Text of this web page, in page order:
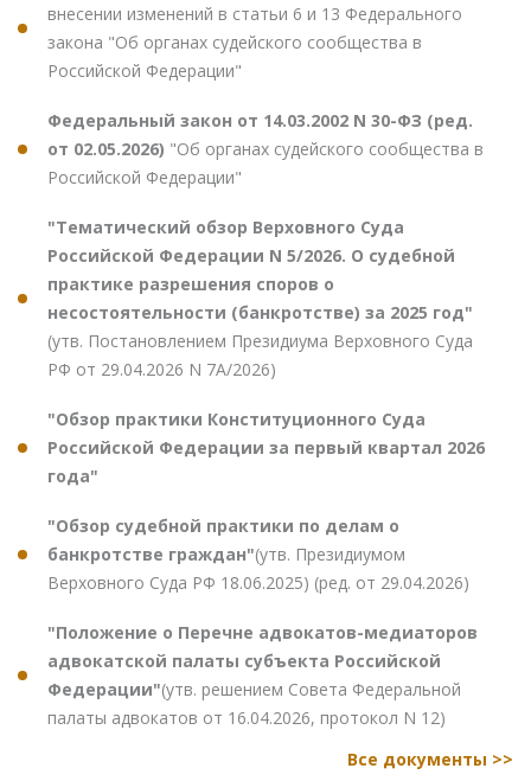
внесении изменений в статьи 6 и 13 Федерального
закона "Об органах судейского сообщества в
Российской Федерации"
Федеральный закон от 14.03.2002 N 30-ФЗ (ред.
от 02.05.2026) "Об органах судейского сообщества в
Российской Федерации"
"Тематический обзор Верховного Суда
Российской Федерации N 5/2026. О судебной
практике разрешения споров о
несостоятельности (банкротстве) за 2025 год"
(утв. Постановлением Президиума Верховного Суда
РФ от 29.04.2026 N 7А/2026)
"Обзор практики Конституционного Суда
Российской Федерации за первый квартал 2026
года"
"Обзор судебной практики по делам о
банкротстве граждан"(утв. Президиумом
Верховного Суда РФ 18.06.2025) (ред. от 29.04.2026)
"Положение о Перечне адвокатов-медиаторов
адвокатской палаты субъекта Российской
Федерации"(утв. решением Совета Федеральной
палаты адвокатов от 16.04.2026, протокол N 12)
Все документы >>